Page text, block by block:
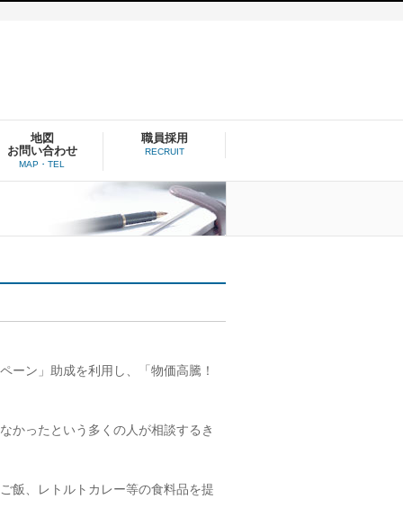
地図
お問い合わせ
MAP・TEL
職員採用
RECRUIT
ーン」助成を利用し、「物価高騰！
かったという多くの人が相談するき
飯、レトルトカレー等の食料品を提